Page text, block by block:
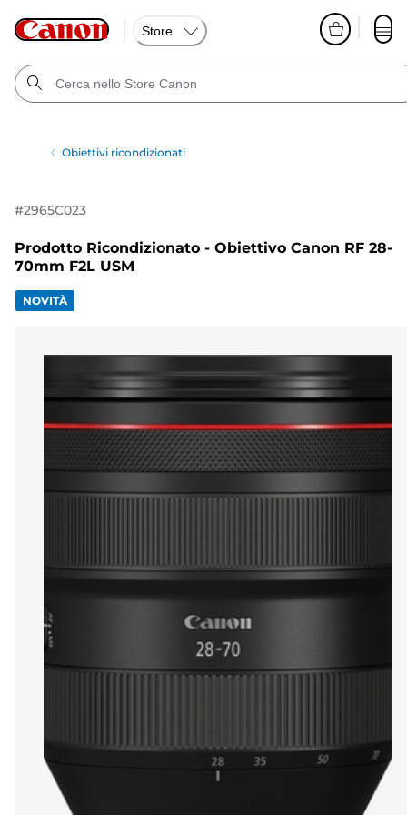
Store
Obiettivi ricondizionati
#2965C023
Prodotto Ricondizionato - Obiettivo Canon RF 28-
70mm F2L USM
NOVITÀ